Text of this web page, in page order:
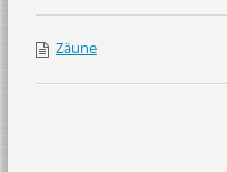
Zäune